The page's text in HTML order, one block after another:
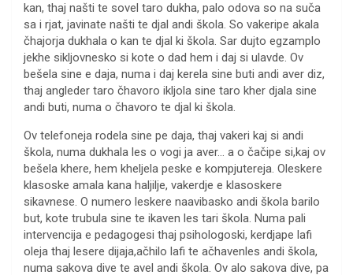
kan, thaj našti te sovel taro dukha, palo odova so na suča
sa i rjat, javinate našti te djal andi škola. So vakeripe akala
čhajorja dukhala o kan te djal ki škola. Sar dujto egzamplo
jekhe sikljovnesko si kote o dad hem i daj si ulavde. Ov
bešela sine e daja, numa i daj kerela sine buti andi aver diz,
thaj angleder taro čhavoro ikljola sine taro kher djala sine
andi buti, numa o čhavoro te djal ki škola.
Ov telefoneja rodela sine pe daja, thaj vakeri kaj si andi
škola, numa dukhala les o vogi ja aver… a o čačipe si,kaj ov
bešela khere, hem kheljela peske e kompjutereja. Oleskere
klasoske amala kana haljilje, vakerdje e klasoskere
sikavnese. O numero leskere naavibasko andi škola barilo
but, kote trubula sine te ikaven les tari škola. Numa pali
intervencija e pedagogesi thaj psihologoski, kerdjape lafi
oleja thaj lesere dijaja,ačhilo lafi te ačhavenles andi škola,
numa sakova dive te avel andi škola. Ov alo sakova dive, pa